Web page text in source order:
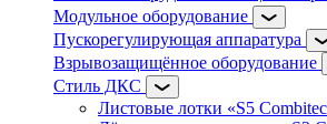
Модульное оборудование
Пускорегулирующая аппаратура
Взрывозащищённое оборудование
Стиль ДКС
Листовые лотки «S5